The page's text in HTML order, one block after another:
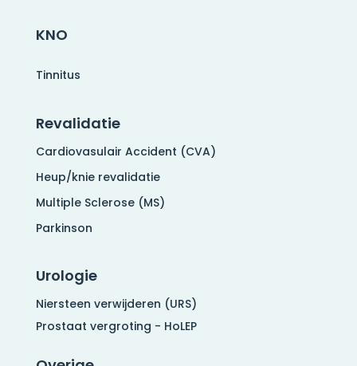
KNO
Tinnitus
Revalidatie
Cardiovasulair Accident (CVA)
Heup/knie revalidatie
Multiple Sclerose (MS)
Parkinson
Urologie
Niersteen verwijderen (URS)
Prostaat vergroting - HoLEP